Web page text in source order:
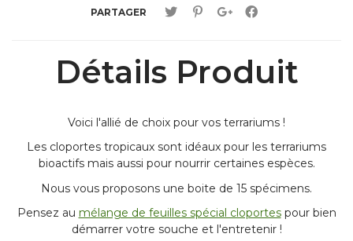
PARTAGER
Détails Produit
Voici l'allié de choix pour vos terrariums !
Les cloportes tropicaux sont idéaux pour les terrariums
bioactifs mais aussi pour nourrir certaines espèces.
Nous vous proposons une boite de 15 spécimens.
Pensez au mélange de feuilles spécial cloportespour bien
démarrer votre souche et l'entretenir !